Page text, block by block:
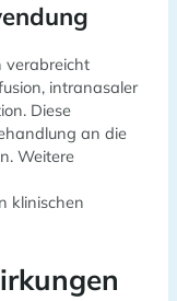
verabreicht
intranasaler
Diese
an die
Weitere
klinischen